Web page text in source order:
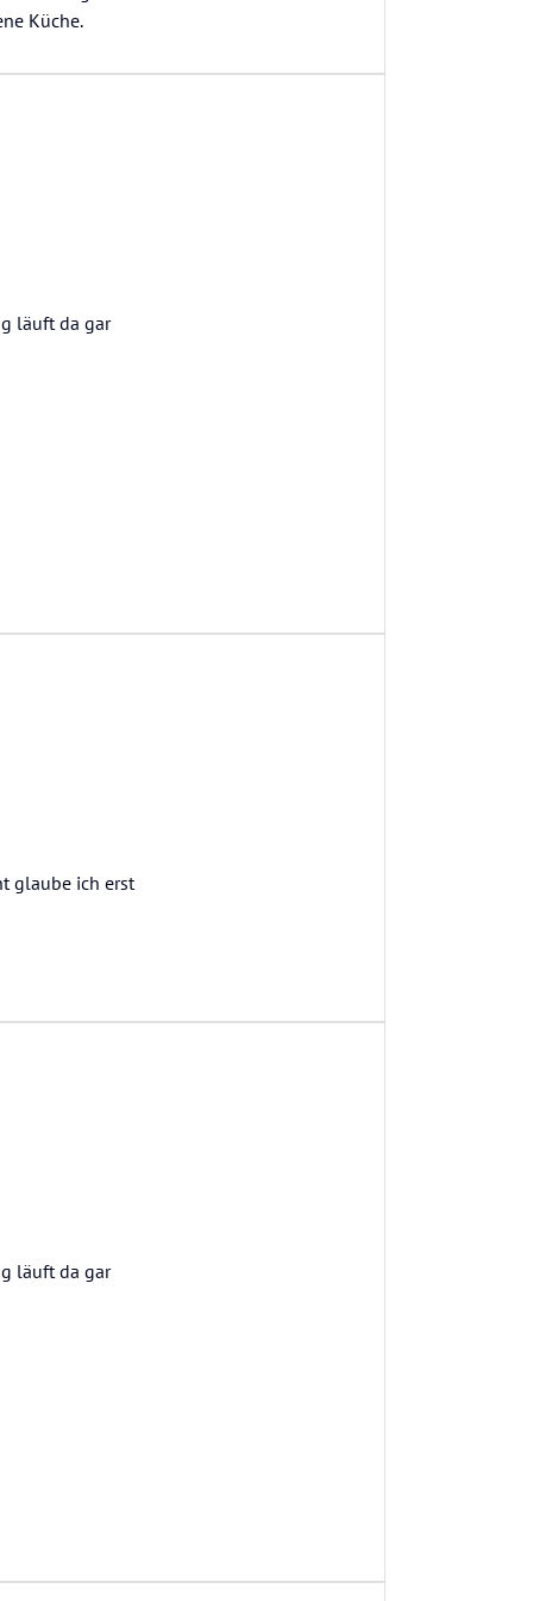
Küche.
läuft da gar
glaube ich erst
läuft da gar